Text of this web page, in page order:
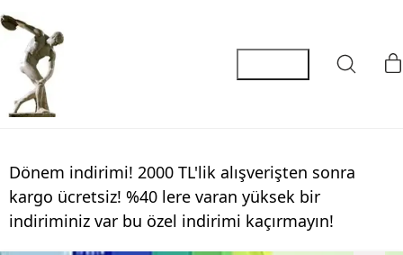
Dönem indirimi! 2000 TL'lik alışverişten sonra
kargo ücretsiz! %40 lere varan yüksek bir
indiriminiz var bu özel indirimi kaçırmayın!